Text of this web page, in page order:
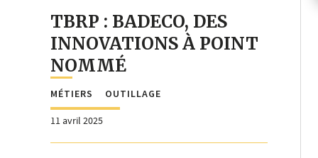
TBRP : BADECO, DES
INNOVATIONS À POINT
NOMMÉ
MÉTIERS OUTILLAGE
11 avril 2025